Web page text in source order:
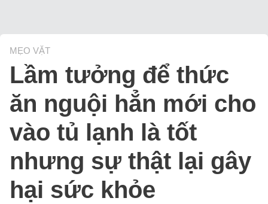
MẸO VẶT
Lầm tưởng để thức
ăn nguội hẳn mới cho
vào tủ lạnh là tốt
nhưng sự thật lại gây
hại sức khỏe